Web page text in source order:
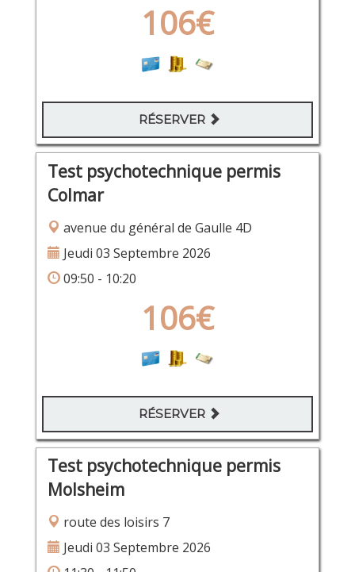
106€
RÉSERVER
Test psychotechnique permis
Colmar
avenue du général de Gaulle 4D
Jeudi 03 Septembre 2026
09:50 - 10:20
106€
RÉSERVER
Test psychotechnique permis
Molsheim
route des loisirs 7
Jeudi 03 Septembre 2026